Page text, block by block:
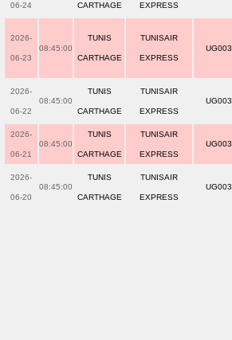
06-24 CARTHAGE EXPRESS
2026-
06-23
08:45:00
TUNIS
CARTHAGE
TUNISAIR
EXPRESS
UG003
2026-
06-22
08:45:00
TUNIS
CARTHAGE
TUNISAIR
EXPRESS
UG003
2026-
06-21
08:45:00
TUNIS
CARTHAGE
TUNISAIR
EXPRESS
UG003
2026-
06-20
08:45:00
TUNIS
CARTHAGE
TUNISAIR
EXPRESS
UG003